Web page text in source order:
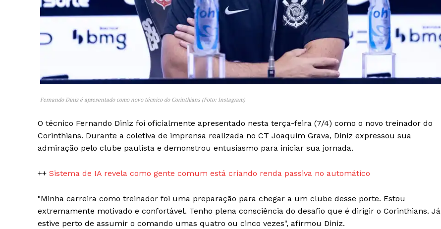
SAIBA MAIS
Sobre Nós
Anuncie
Contato
Transparência Editorial
Termos de Serviços
Fernando Diniz é apresentado como novo técnico do Corinthians (Foto: Instagram)
O técnico Fernando Diniz foi oficialmente apresentado nesta terça-feira (7/4) como o novo treinador do
Corinthians. Durante a coletiva de imprensa realizada no CT Joaquim Grava, Diniz expressou sua
admiração pelo clube paulista e demonstrou entusiasmo para iniciar sua jornada.
++ Sistema de IA revela como gente comum está criando renda passiva no automático
"Minha carreira como treinador foi uma preparação para chegar a um clube desse porte. Estou
extremamente motivado e confortável. Tenho plena consciência do desafio que é dirigir o Corinthians. Já
estive perto de assumir o comando umas quatro ou cinco vezes", afirmou Diniz.